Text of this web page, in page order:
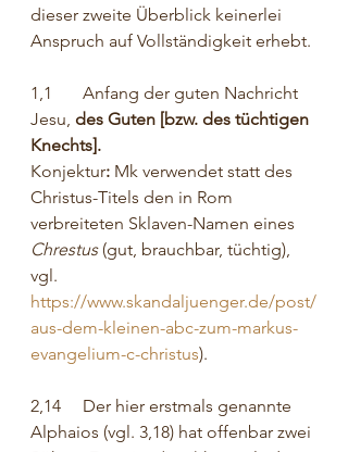
dieser zweite Überblick keinerlei
Anspruch auf Vollständigkeit erhebt.
1,1       Anfang der guten Nachricht
Jesu, des Guten [bzw. des tüchtigen
Knechts].
Konjektur: Mk verwendet statt des
Christus-Titels den in Rom
verbreiteten Sklaven-Namen eines
Chrestus (gut, brauchbar, tüchtig),
vgl.
https://www.skandaljuenger.de/post/
aus-dem-kleinen-abc-zum-markus-
evangelium-c-christus).
2,14     Der hier erstmals genannte
Alphaios (vgl. 3,18) hat offenbar zwei